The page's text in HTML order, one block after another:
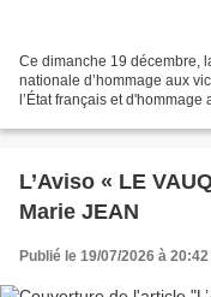
Ce dimanche 19 décembre,
nationale d’hommage aux
l’État français et
L’Aviso « LE VAUQUOIS » - HOMMAGE a Yves
Marie JEAN
Publié le 19/07/2026 à 20:42